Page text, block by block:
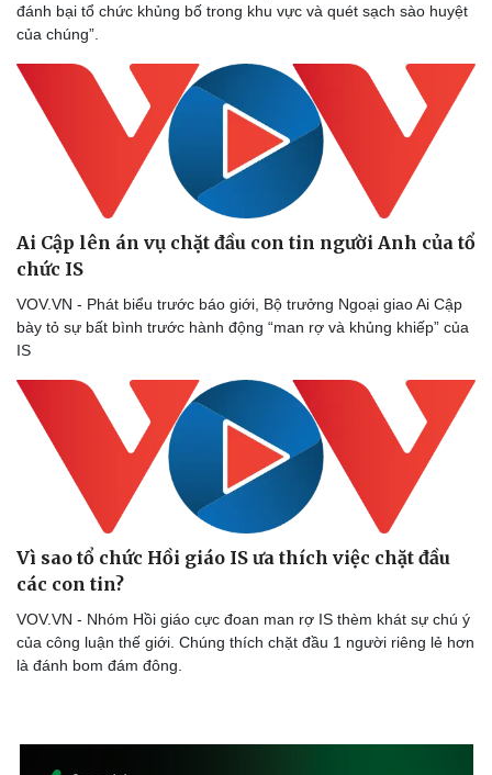
đánh bại tổ chức khủng bố trong khu vực và quét sạch sào huyệt
của chúng”.
Ai Cập lên án vụ chặt đầu con tin người Anh của tổ
chức IS
VOV.VN - Phát biểu trước báo giới, Bộ trưởng Ngoại giao Ai Cập
bày tỏ sự bất bình trước hành động “man rợ và khủng khiếp” của
IS
Vì sao tổ chức Hồi giáo IS ưa thích việc chặt đầu
các con tin?
VOV.VN - Nhóm Hồi giáo cực đoan man rợ IS thèm khát sự chú ý
của công luận thế giới. Chúng thích chặt đầu 1 người riêng lẻ hơn
là đánh bom đám đông.